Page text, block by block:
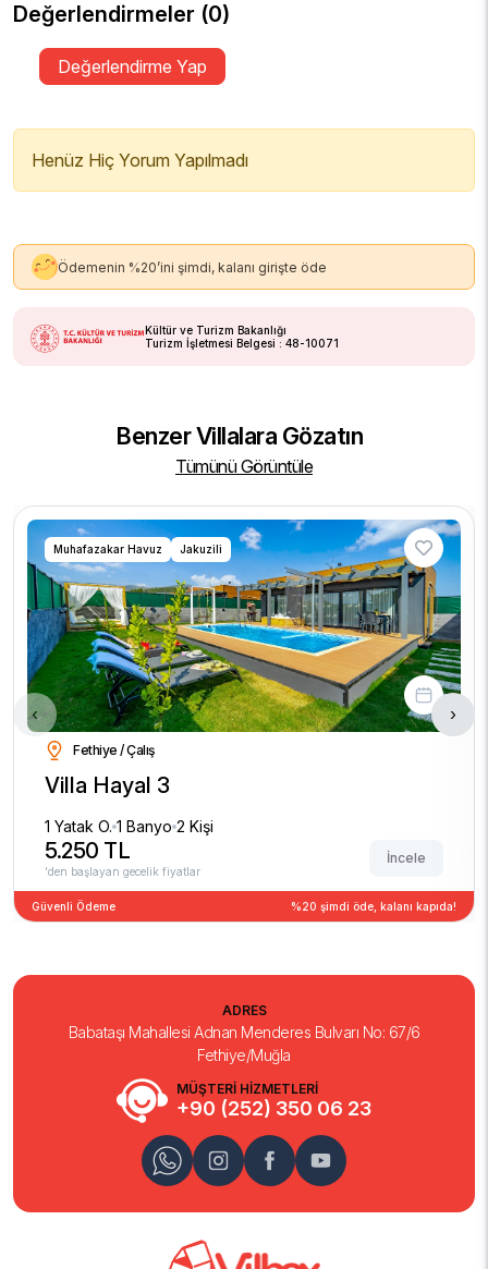
Değerlendirmeler (0)
Değerlendirme Yap
Henüz Hiç Yorum Yapılmadı
Ödemenin %20’ini şimdi, kalanı girişte öde
Kültür ve Turizm Bakanlığı
Turizm İşletmesi Belgesi : 48-10071
Benzer Villalara Gözatın
Tümünü Görüntüle
Muhafazakar Havuz Jakuzili
Fethiye / Çalış
Villa Hayal 3
1 Yatak O. 1 Banyo 2 Kişi
5.250 TL
'den başlayan gecelik fiyatlar
İncele
Güvenli Ödeme %20 şimdi öde, kalanı kapıda!
‹ ›
MÜŞTERİ HİZMETLERİ
+90 (252) 350 06 23
ADRES
Babataşı Mahallesi Adnan Menderes Bulvarı No: 67/6
Fethiye/Muğla